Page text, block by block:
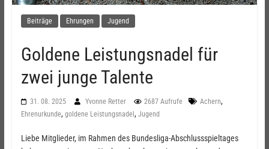
Beiträge Ehrungen Jugend
Goldene Leistungsnadel für
zwei junge Talente
31. 08. 2025 Yvonne Retter 2687 Aufrufe Achern,
Ehrenurkunde, goldene Leistungsnadel , Jugend
Liebe Mitglieder, im Rahmen des Bundesliga-Abschlussspieltages